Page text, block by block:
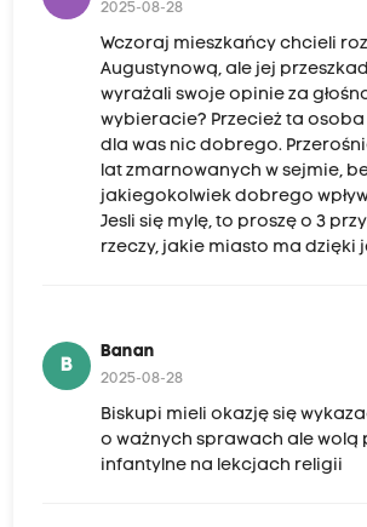
2025-08-28
Wczoraj mieszkańcy chcieli
Augustynową, ale jej
wyrażali swoje opinie za
wybieracie? Przecież ta
dla was nic dobrego.
lat zmarnowanych w sejmie,
jakiegokolwiek dobrego
Jesli się mylę, to proszę o 3
rzeczy, jakie miasto ma dzięki
B
Banan
2025-08-28
Biskupi mieli okazję się
o ważnych sprawach ale wolą
infantylne na lekcjach religii